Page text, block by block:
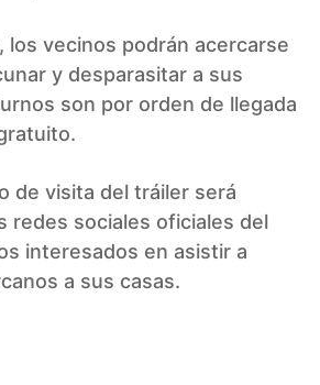
los vecinos podrán acercarse
y desparasitar a sus
son por orden de llegada
de visita del tráiler será
redes sociales oficiales del
interesados en asistir a
a sus casas.